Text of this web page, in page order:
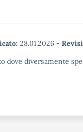
28.01.2026 -
dove diversamente